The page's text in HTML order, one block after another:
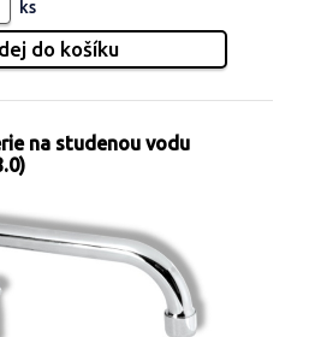
ks
na studenou vodu